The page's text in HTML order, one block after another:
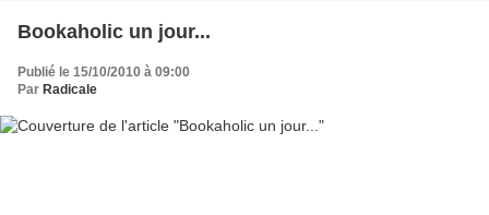
Bookaholic un jour...
Publié le 15/10/2010 à 09:00
Par Radicale